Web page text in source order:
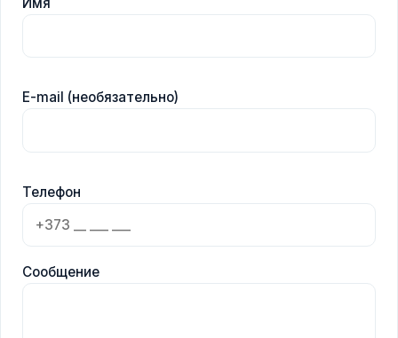
E-mail (необязательно)
Телефон
Сообщение